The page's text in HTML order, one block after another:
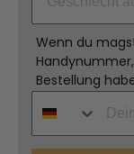
Wenn du
Bestellung